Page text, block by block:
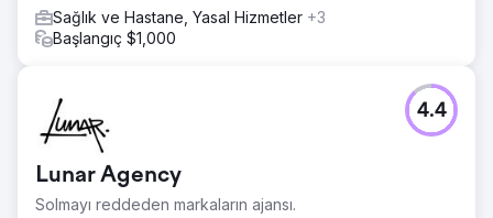
Sağlık ve Hastane, Yasal Hizmetler +3
Başlangıç $1,000
Lunar Agency
Solmayı reddeden markaların ajansı.
4.4